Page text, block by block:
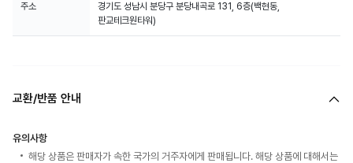
주소
경기도 성남시 분당구 분당내곡로 131, 6층(백현동,
판교테크원타워)
교환/반품 안내
유의사항
해당 상품은 판매자가 속한 국가의 거주자에게 판매됩니다. 해당 상품에 대해서는